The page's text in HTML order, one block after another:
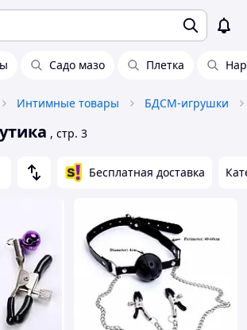
Садо мазо Плетка
Интимные товары БДСМ-игрушки
, стр. 3
Бесплатная доставка